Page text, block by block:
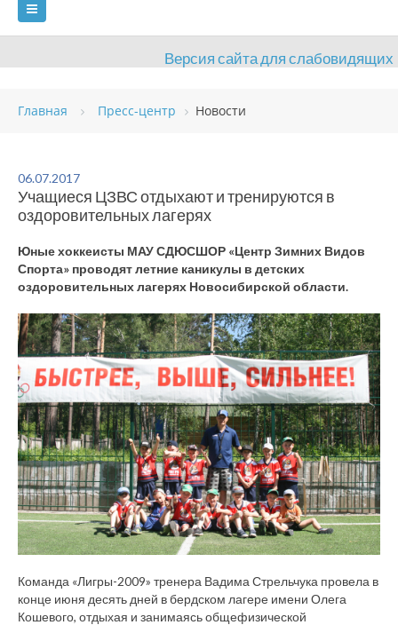
Версия сайта для слабовидящих
ГЛАВНАЯ
ВИДЫ СПОРТА
ОБЪЕКТЫ ДОКУМЕНТЫ
ОЦЕНКА КАЧЕСТВА ОБРАЗОВАНИЯ ВАКАНСИИ
ПЛАТНЫЕ УСЛУГИ КОНТАКТЫ
Главная Пресс-центр Новости
06.07.2017
Учащиеся ЦЗВС отдыхают и тренируются в
оздоровительных лагерях
Юные хоккеисты МАУ СДЮСШОР «Центр Зимних Видов
Спорта» проводят летние каникулы в детских
оздоровительных лагерях Новосибирской области.
Команда «Лигры-2009» тренера Вадима Стрельчука провела в
конце июня десять дней в бердском лагере имени Олега
Кошевого, отдыхая и занимаясь общефизической